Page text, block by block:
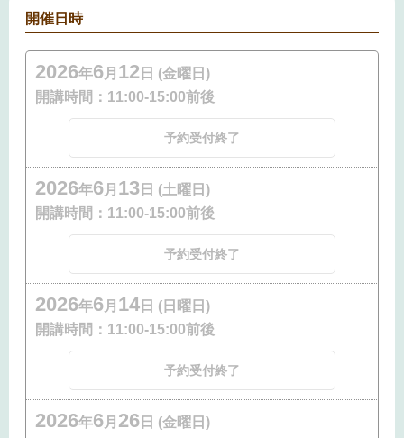
開催日時
2026年6月 12 日 (金曜日)
開講時間： 11:00-15:00前後
予約受付終了
2026年6月 13 日 (土曜日)
開講時間： 11:00-15:00前後
予約受付終了
2026年6月 14 日 (日曜日)
開講時間： 11:00-15:00前後
予約受付終了
2026年6月 26 日 (金曜日)